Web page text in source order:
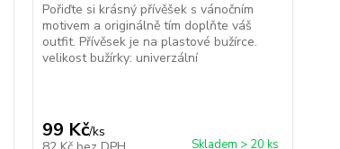
Pořiďte si krásný přívěšek s vánočním
motivem a originálně tím doplňte váš
outfit. Přívěsek je na plastové bužírce.
velikost bužírky: univerzální
99 Kč/ks
Skladem > 20 ks